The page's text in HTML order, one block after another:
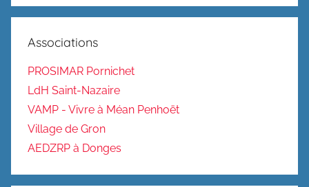
Associations
PROSIMAR Pornichet
LdH Saint-Nazaire
VAMP - Vivre à Méan Penhoët
Village de Gron
AEDZRP à Donges